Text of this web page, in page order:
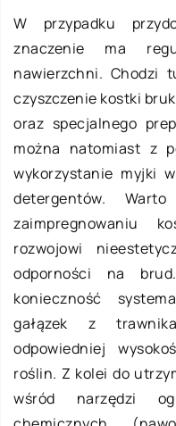
W przypadku
znaczenie ma
nawierzchni. Chodzi
czyszczenie kostki
oraz specjalnego
można natomiast z
wykorzystanie myjki
detergentów.
zaimpregnowaniu
rozwojowi
odporności na
konieczność
gałązek z
odpowiedniej
roślin. Z kolei do
wśród narzędzi